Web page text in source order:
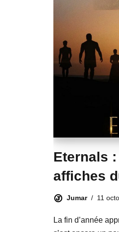
Eternals
affiches
Jumar 11
La fin d’année